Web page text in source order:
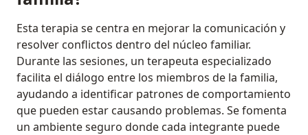
Esta terapia se centra en mejorar la comunicación y
resolver conflictos dentro del núcleo familiar.
Durante las sesiones, un terapeuta especializado
facilita el diálogo entre los miembros de la familia,
ayudando a identificar patrones de comportamiento
que pueden estar causando problemas. Se fomenta
un ambiente seguro donde cada integrante puede